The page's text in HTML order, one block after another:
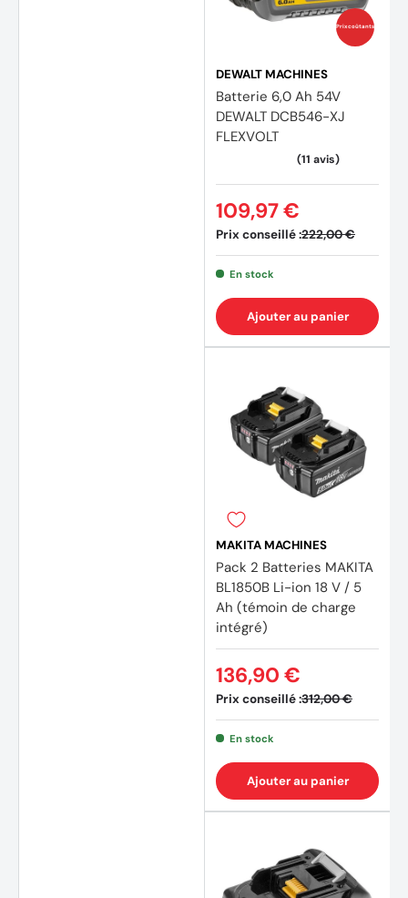
(3
Prix coûtants
DEWALT MACHINES
Batterie 6,0 Ah 54V
DEWALT DCB546-XJ
FLEXVOLT
Prix conseillé :222,00 €
109,97 €
En stock
Ajouter au panier
MAKITA MACHINES
Pack 2 Batteries MAKITA
BL1850B Li-ion 18 V / 5
Ah (témoin de charge
intégré)
Prix conseillé :312,00 €
136,90 €
En stock
Ajouter au panier